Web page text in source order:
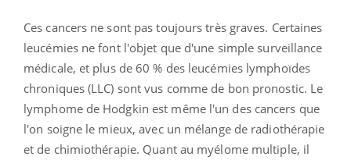
Ces cancers ne sont pas toujours très graves. Certaines
leucémies ne font l'objet que d'une simple surveillance
médicale, et plus de 60 % des leucémies lymphoïdes
chroniques (LLC) sont vus comme de bon pronostic. Le
lymphome de Hodgkin est même l'un des cancers que
l'on soigne le mieux, avec un mélange de radiothérapie
et de chimiothérapie. Quant au myélome multiple, il